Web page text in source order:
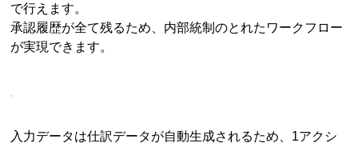
で行えます。
承認履歴が全て残るため、内部統制のとれたワークフロー
が実現できます。
入力データは仕訳データが自動生成されるため、1アクシ